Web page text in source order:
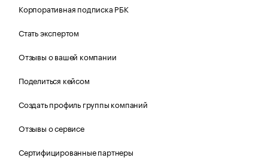
Корпоративная подписка РБК
Стать экспертом
Отзывы о вашей компании
Поделиться кейсом
Создать профиль группы компаний
Отзывы о сервисе
Сертифицированные партнеры